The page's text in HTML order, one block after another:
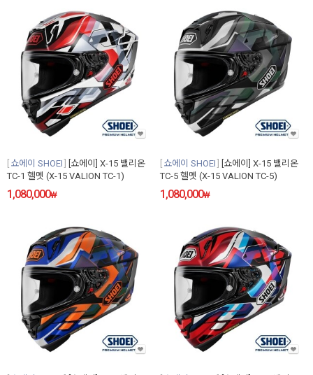
쇼에이 SHOEI
[쇼에이] X-15 밸리온
TC-1 헬멧 (X-15 VALION TC-1)
1,080,000₩
쇼에이 SHOEI
[쇼에이] X-15 밸리온
TC-5 헬멧 (X-15 VALION TC-5)
1,080,000₩